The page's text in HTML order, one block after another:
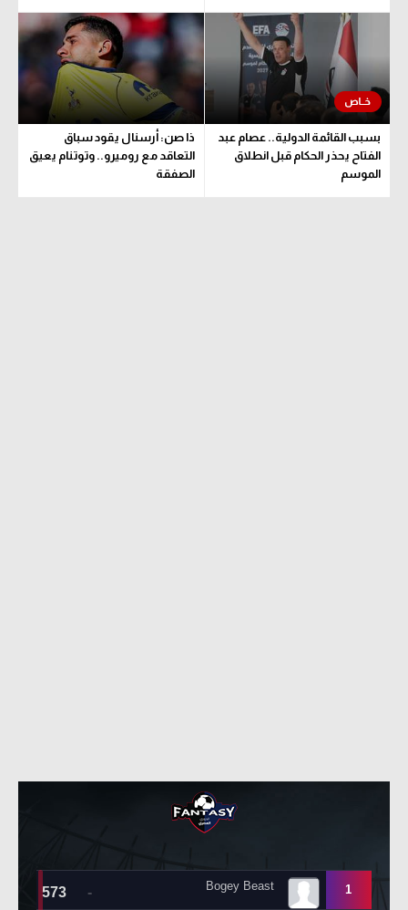
بسبب القائمة الدولية.. عصام عبد
الفتاح يحذر الحكام قبل انطلاق
الموسم
ذا صن: أرسنال يقود سباق
التعاقد مع روميرو.. وتوتنام يعيق
الصفقة